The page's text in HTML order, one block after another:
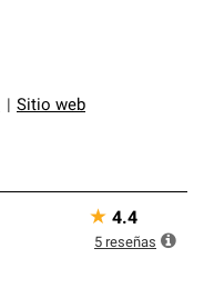
Sitio web
★ 4.4
5 reseñas